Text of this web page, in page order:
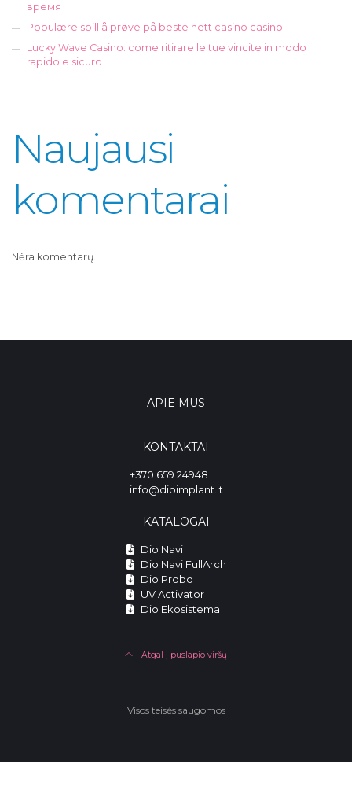
время
Populære spill å prøve på beste nett casino casino
Lucky Wave Casino: come ritirare le tue vincite in modo
rapido e sicuro
Naujausi
komentarai
Nėra komentarų.
APIE MUS
KONTAKTAI
+370 659 24948
info@dioimplant.lt
KATALOGAI
Dio Navi
Dio Navi FullArch
Dio Probo
UV Activator
Dio Ekosistema
Atgal į puslapio viršų
Visos teisės saugomos